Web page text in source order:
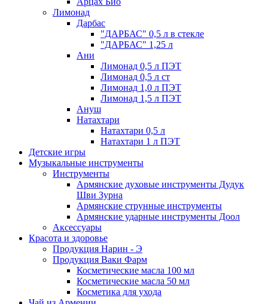
Лимонад
Дарбас
"ДАРБАС" 0,5 л в стекле
"ДАРБАС" 1,25 л
Ани
Лимонад 0,5 л ПЭТ
Лимонад 0,5 л ст
Лимонад 1,0 л ПЭТ
Лимонад 1,5 л ПЭТ
Ануш
Натахтари
Натахтари 0,5 л
Натахтари 1 л ПЭТ
Детские игры
Музыкальные инструменты
Инструменты
Армянские духовые инструменты Дудук
Шви Зурна
Армянские струнные инструменты
Армянские ударные инструменты Доол
Аксессуары
Красота и здоровье
Продукция Нарин - Э
Продукция Ваки Фарм
Косметические масла 100 мл
Косметические масла 50 мл
Косметика для ухода